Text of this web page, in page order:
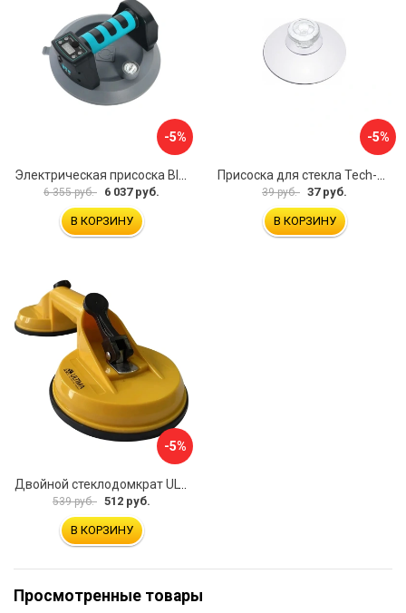
-5%
6 355 руб. 6 037 руб.
В КОРЗИНУ
-5%
39 руб. 37 руб.
В КОРЗИНУ
-5%
Двойной стеклодомкрат ULTIMA 2
539 руб. 512 руб.
В КОРЗИНУ
Просмотренные товары